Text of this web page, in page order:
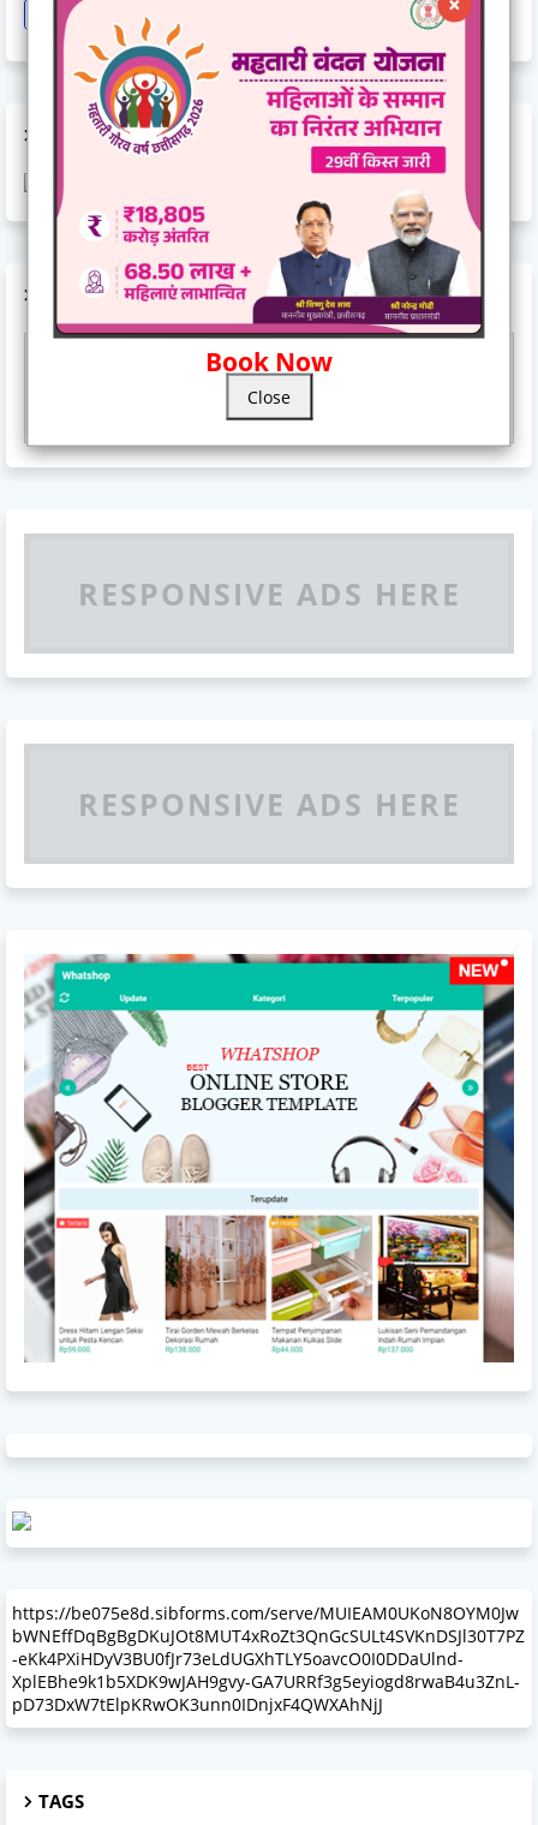
Book Now
Close
Train Cancel
AD CODE
AD CODE
Responsive Advertisement
RESPONSIVE ADS HERE
RESPONSIVE ADS HERE
https://be075e8d.sibforms.com/serve/MUIEAM0UKoN8OYM0Jw
bWNEffDqBgBgDKuJOt8MUT4xRoZt3QnGcSULt4SVKnDSJl30T7PZ
-eKk4PXiHDyV3BU0fJr73eLdUGXhTLY5oavcO0I0DDaUlnd-
XplEBhe9k1b5XDK9wJAH9gvy-GA7URRf3g5eyiogd8rwaB4u3ZnL-
pD73DxW7tElpKRwOK3unn0IDnjxF4QWXAhNjJ
TAGS